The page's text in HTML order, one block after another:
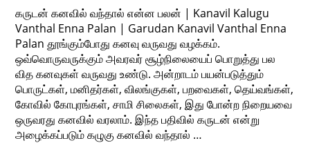
கருடன் கனவில் வந்தால் என்ன பலன் | Kanavil Kalugu
Vanthal Enna Palan | Garudan Kanavil Vanthal Enna
Palan தூங்கும்போது கனவு வருவது வழக்கம்.
ஒவ்வொருவருக்கும் அவரவர் சூழ்நிலையைப் பொறுத்து பல
வித கனவுகள் வருவது உண்டு. அன்றாடம் பயன்படுத்தும்
பொருட்கள், மனிதர்கள், விலங்குகள், பறவைகள், தெய்வங்கள்,
கோவில் கோபுரங்கள், சாமி சிலைகள், இது போன்ற நிறையவை
ஒருவரது கனவில் வரலாம். இந்த பதிவில் கருடன் என்று
அழைக்கப்படும் கழுகு கனவில் வந்தால் …